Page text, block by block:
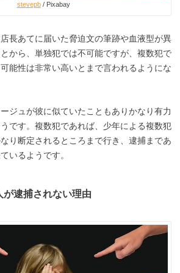
stevepb/ Pixabay
長あてに届いた脅迫文の筆跡や血液型が異
から、単独犯では不可能ですが、複数犯で
能性は非常い高いとまで言われるようにな
ジュが彼に似ていたこともありかなり有力
です。複数犯であれば、少年による複数犯
り断定されるところまで行き、逮捕まであ
いるようです。
が逮捕されない理由